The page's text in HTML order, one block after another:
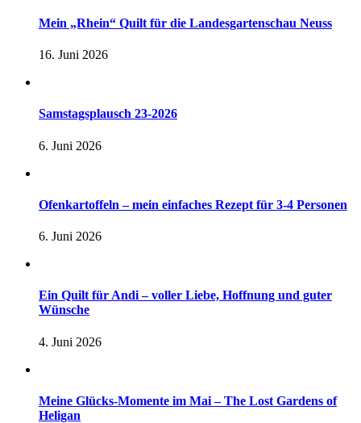
Mein „Rhein“ Quilt für die Landesgartenschau Neuss
16. Juni 2026
Samstagsplausch 23-2026
6. Juni 2026
Ofenkartoffeln – mein einfaches Rezept für 3-4 Personen
6. Juni 2026
Ein Quilt für Andi – voller Liebe, Hoffnung und guter
Wünsche
4. Juni 2026
Meine Glücks-Momente im Mai – The Lost Gardens of
Heligan